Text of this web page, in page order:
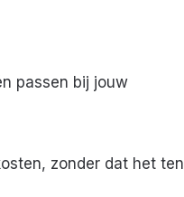
passen bij jouw
zonder dat het ten